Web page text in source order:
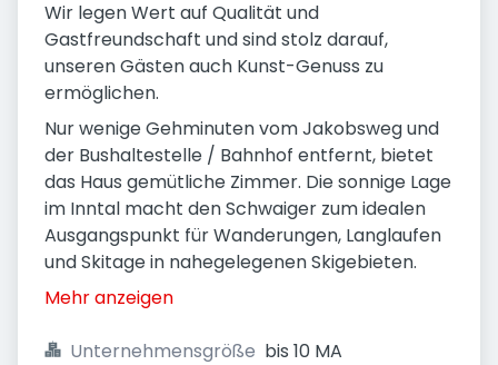
Wir legen Wert auf Qualität und
Gastfreundschaft und sind stolz darauf,
unseren Gästen auch Kunst-Genuss zu
ermöglichen.
Nur wenige Gehminuten vom Jakobsweg und
der Bushaltestelle / Bahnhof entfernt, bietet
das Haus gemütliche Zimmer. Die sonnige Lage
im Inntal macht den Schwaiger zum idealen
Ausgangspunkt für Wanderungen, Langlaufen
und Skitage in nahegelegenen Skigebieten.
Mehr anzeigen
Unternehmensgröße bis 10 MA